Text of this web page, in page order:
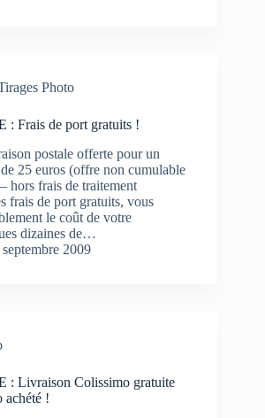
Photo
: Frais de port gratuits !
postale offerte pour un
25 euros (offre non cumulable
hors frais de traitement
frais de port gratuits, vous
le coût de votre
dizaines de…
septembre 2009
: Livraison Colissimo gratuite
achété !